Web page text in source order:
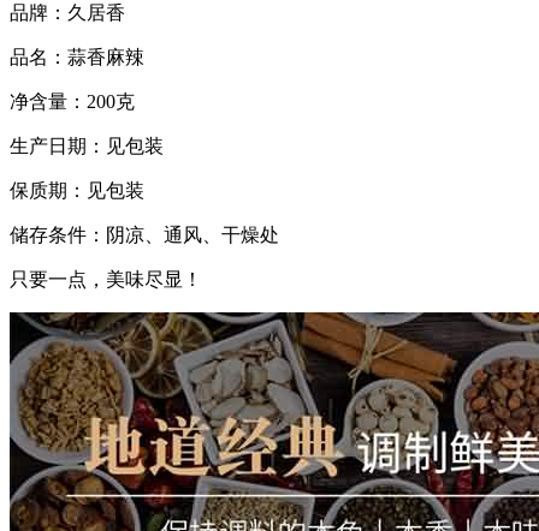
品牌：久居香
品名：蒜香麻辣
净含量：200克
生产日期：见包装
保质期：见包装
储存条件：阴凉、通风、干燥处
只要一点，美味尽显！